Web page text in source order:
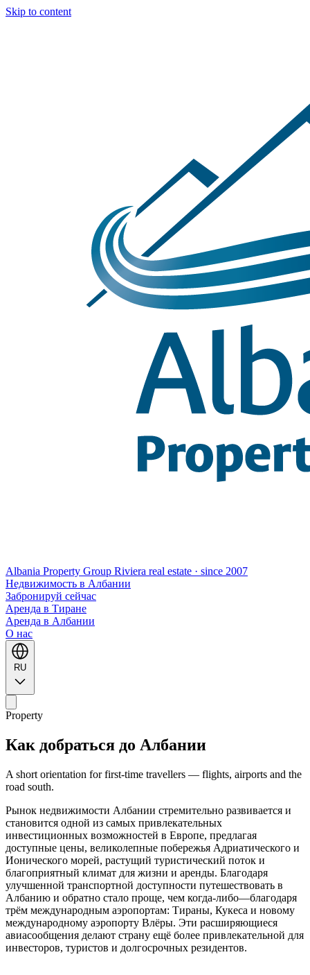
Skip to content
Albania Property Group Riviera real estate · since 2007
Hедвижимость в Албании
Забронируй сейчас
Аренда в Тиране
Аренда в Албании
O нас
RU
Property
Как добраться до Албании
A short orientation for first-time travellers — flights, airports and the
road south.
Рынок недвижимости Албании стремительно развивается и
становится одной из самых привлекательных
инвестиционных возможностей в Европе, предлагая
доступные цены, великолепные побережья Адриатического и
Ионического морей, растущий туристический поток и
благоприятный климат для жизни и аренды. Благодаря
улучшенной транспортной доступности путешествовать в
Албанию и обратно стало проще, чем когда-либо—благодаря
трём международным аэропортам: Тираны, Кукеса и новому
международному аэропорту Влёры. Эти расширяющиеся
авиасообщения делают страну ещё более привлекательной для
инвесторов, туристов и долгосрочных резидентов.